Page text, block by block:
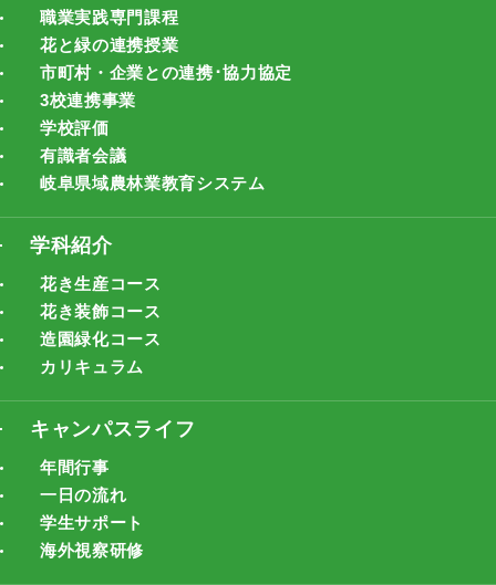
職業実践専門課程
花と緑の連携授業
市町村・企業との連携･協力協定
3校連携事業
学校評価
有識者会議
岐阜県域農林業教育システム
学科紹介
花き生産コース
花き装飾コース
造園緑化コース
カリキュラム
キャンパスライフ
年間行事
一日の流れ
学生サポート
海外視察研修